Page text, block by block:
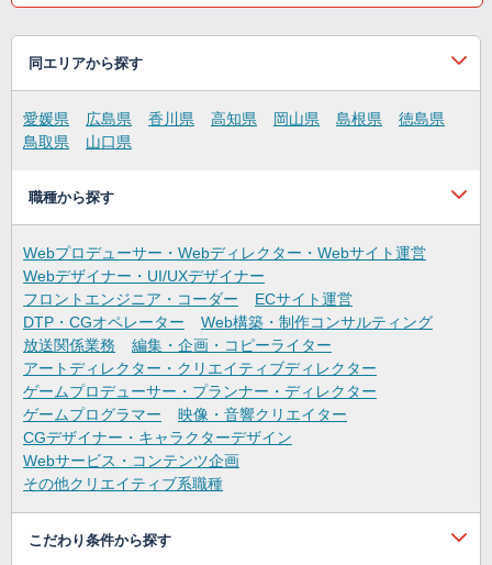
同エリアから探す
愛媛県 広島県 香川県 高知県 岡山県 島根県
徳島県
鳥取県
山口県
職種から探す
Webプロデューサー・Webディレクター・Webサイト運営
Webデザイナー・UI/UXデザイナー
フロントエンジニア・コーダー
ECサイト運営
DTP・CGオペレーター
Web構築・制作コンサルティング
放送関係業務
編集・企画・コピーライター
アートディレクター・クリエイティブディレクター
ゲームプロデューサー・プランナー・ディレクター
ゲームプログラマー
映像・音響クリエイター
CGデザイナー・キャラクターデザイン
Webサービス・コンテンツ企画
その他クリエイティブ系職種
こだわり条件から探す